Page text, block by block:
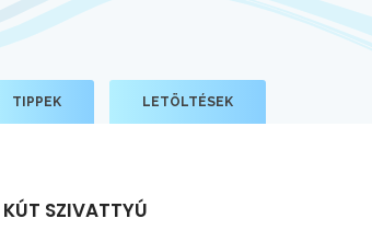
TIPPEK LETÖLTÉSEK
SZIVATTYÚ